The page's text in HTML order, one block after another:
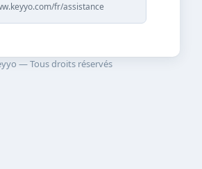
fr/assistance
— Tous droits réservés